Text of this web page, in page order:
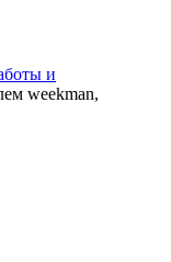
и
weekman,